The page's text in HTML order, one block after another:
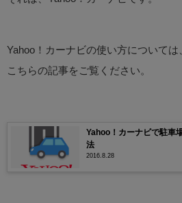
Yahoo！カーナビの使い方については
こちらの記事をご覧ください。
Yahoo！カーナビで駐車
法
2016.8.28